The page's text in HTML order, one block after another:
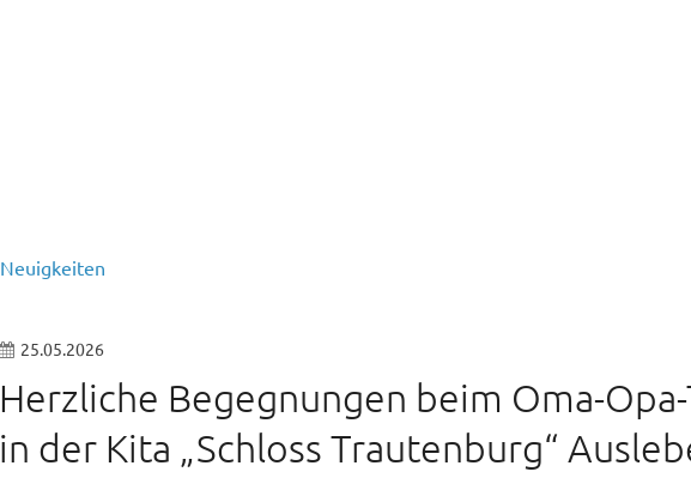
Neuigkeiten
25.05.2026
Herzliche Begegnungen beim Oma-Opa-
in der Kita „Schloss Trautenburg“